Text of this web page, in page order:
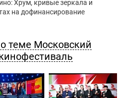
Хрум, кривые зеркала и
на дофинансирование
теме Московский